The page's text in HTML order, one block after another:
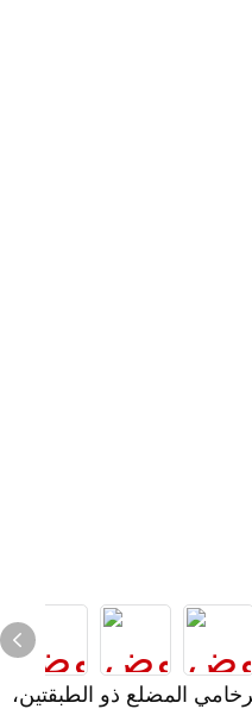
المضلع ذو الطبقتين،